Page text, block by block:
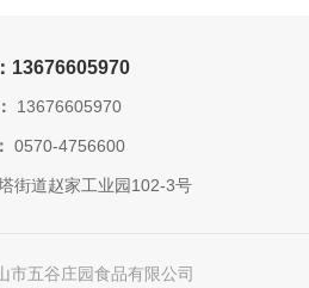
13676605970
13676605970
0570-4756600
街道赵家工业园102-3号
市五谷庄园食品有限公司